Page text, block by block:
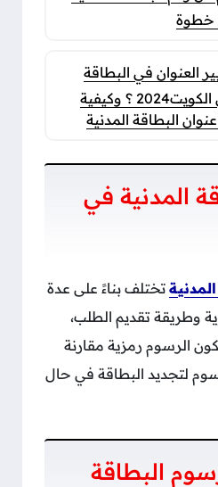
خطوة
العنوان في البطاقة
المدنية أون لاين في الكويت2024 ؟ وكيفية
البطاقة المدنية
المدنية في
تختلف بناءً على عدة
وطريقة تقديم الطلب،
الرسوم رمزية مقارنة
لتجديد البطاقة في حال
البطاقة